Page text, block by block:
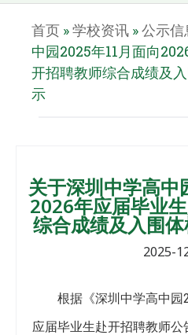
首页 »学校资讯 »公示信
中园2025年11月面向
开招聘教师综合成绩及
示
关于深圳中学高
2026年应届毕业
综合成绩及入围
2025-
根据《深圳中学高中园
应届毕业生赴开招聘教师